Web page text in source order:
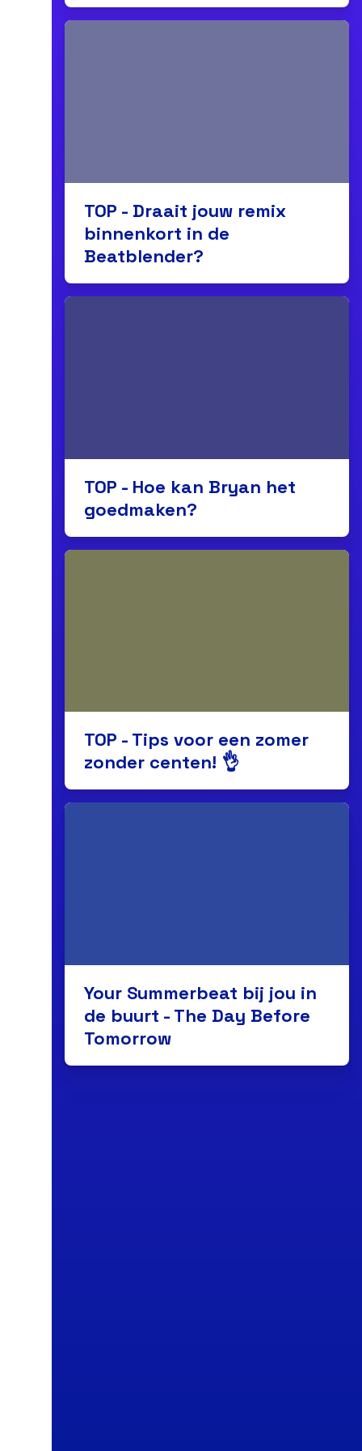
TOP - Draait jouw remix
binnenkort in de
Beatblender?
TOP - Hoe kan Bryan het
goedmaken?
TOP - Tips voor een zomer
zonder centen! 👌
Your Summerbeat bij jou in
de buurt - The Day Before
Tomorrow